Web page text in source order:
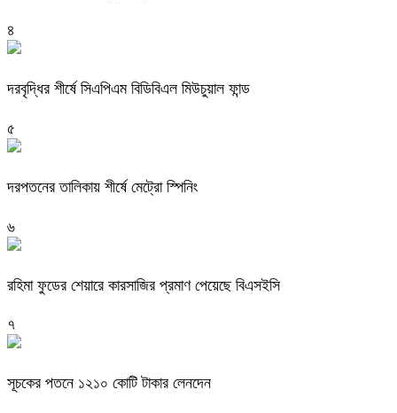
৪
দরবৃদ্ধির শীর্ষে সিএপিএম বিডিবিএল মিউচুয়াল ফান্ড
৫
দরপতনের তালিকায় শীর্ষে মেট্রো স্পিনিং
৬
রহিমা ফুডের শেয়ারে কারসাজির প্রমাণ পেয়েছে বিএসইসি
৭
সূচকের পতনে ১২১০ কোটি টাকার লেনদেন